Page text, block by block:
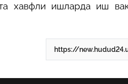
хавфли ишларда иш